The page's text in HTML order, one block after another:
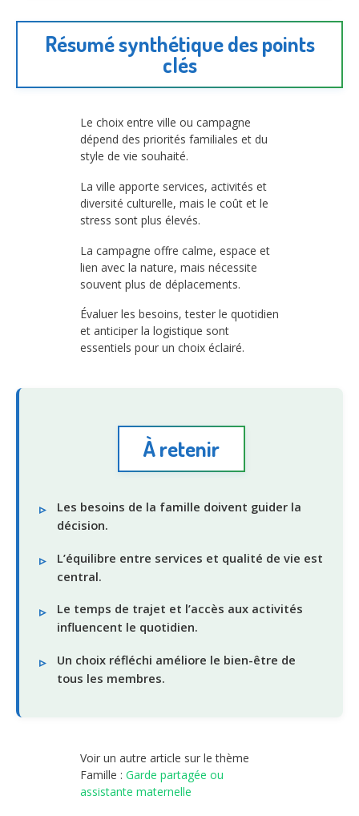
Résumé synthétique des points
clés
Le choix entre ville ou campagne
dépend des priorités familiales et du
style de vie souhaité.
La ville apporte services, activités et
diversité culturelle, mais le coût et le
stress sont plus élevés.
La campagne offre calme, espace et
lien avec la nature, mais nécessite
souvent plus de déplacements.
Évaluer les besoins, tester le quotidien
et anticiper la logistique sont
essentiels pour un choix éclairé.
À retenir
Les besoins de la famille doivent guider la
décision.
L’équilibre entre services et qualité de vie est
central.
Le temps de trajet et l’accès aux activités
influencent le quotidien.
Un choix réfléchi améliore le bien-être de
tous les membres.
Voir un autre article sur le thème
Famille : Garde partagée ou
assistante maternelle